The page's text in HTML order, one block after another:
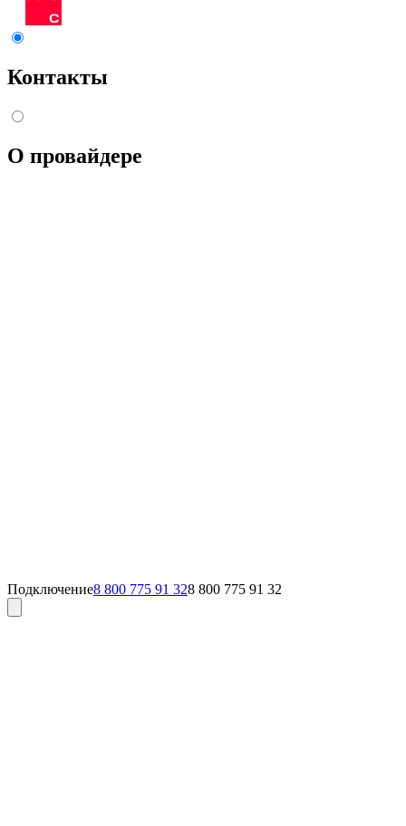
Контакты
О провайдере
Подключение8 800 775 91 328 800 775 91 32